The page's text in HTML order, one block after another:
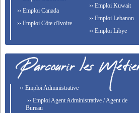
›› Emploi Canada
›› Emploi Côte d'Ivoire
›› Emploi Kuwait
›› Emploi Lebanon
›› Emploi Libye
›› Emploi Administrative
›› Emploi Agent Administrative / Agent de
Bureau